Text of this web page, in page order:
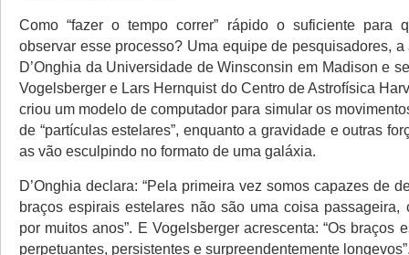
Como “fazer o tempo correr” rápido o suficiente para
observar esse processo? Uma equipe de pesquisadores,
D’Onghia da Universidade de Winsconsin em Madison e
Vogelsberger e Lars Hernquist do Centro de Astrofísica
criou um modelo de computador para simular os
de “partículas estelares”, enquanto a gravidade e outras
as vão esculpindo no formato de uma galáxia.
D’Onghia declara: “Pela primeira vez somos capazes de
braços espirais estelares não são uma coisa passageira,
por muitos anos”. E Vogelsberger acrescenta: “Os braços
perpetuantes, persistentes e surpreendentemente